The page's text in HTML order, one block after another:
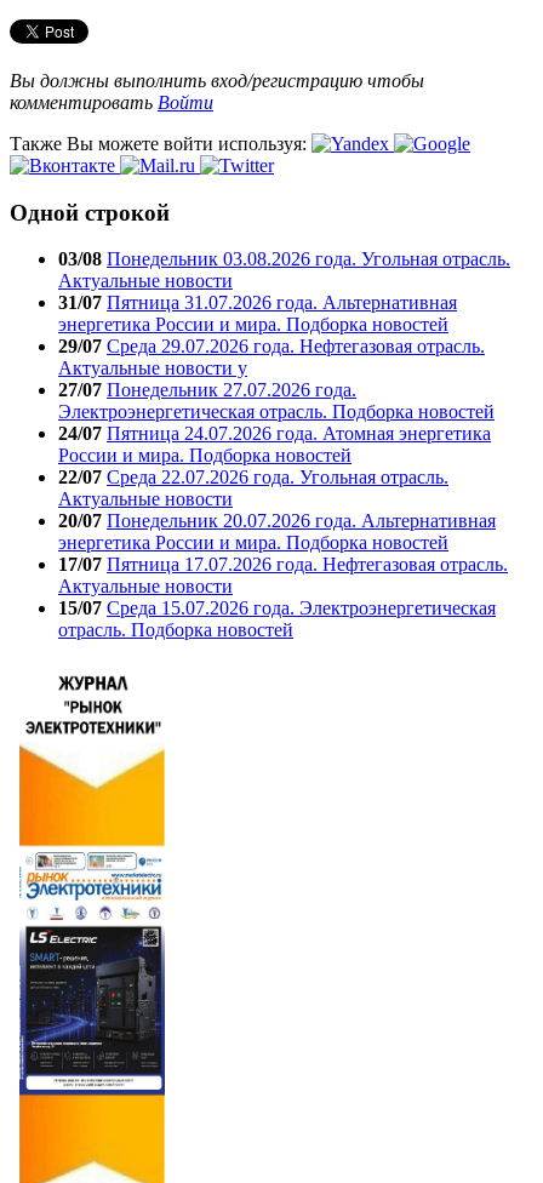
Вы должны выполнить вход/регистрацию чтобы
комментировать Войти
Также Вы можете войти используя:
Одной строкой
03/08 Понедельник 03.08.2026 года. Угольная отрасль.
Актуальные новости
31/07 Пятница 31.07.2026 года. Альтернативная
энергетика России и мира. Подборка новостей
29/07 Среда 29.07.2026 года. Нефтегазовая отрасль.
Актуальные новости у
27/07 Понедельник 27.07.2026 года.
Электроэнергетическая отрасль. Подборка новостей
24/07 Пятница 24.07.2026 года. Атомная энергетика
России и мира. Подборка новостей
22/07 Среда 22.07.2026 года. Угольная отрасль.
Актуальные новости
20/07 Понедельник 20.07.2026 года. Альтернативная
энергетика России и мира. Подборка новостей
17/07 Пятница 17.07.2026 года. Нефтегазовая отрасль.
Актуальные новости
15/07 Среда 15.07.2026 года. Электроэнергетическая
отрасль. Подборка новостей